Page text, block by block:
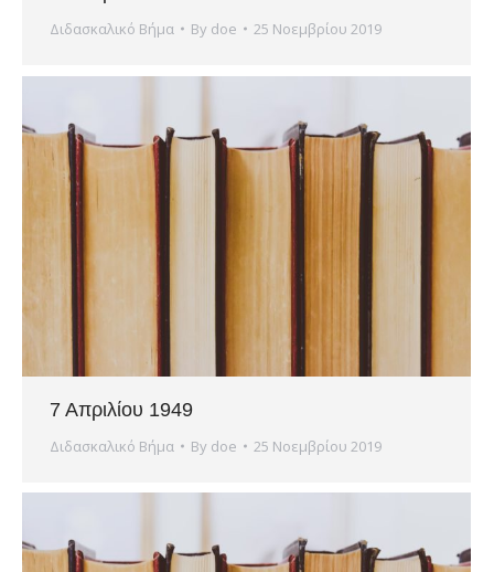
Διδασκαλικό Βήμα By doe 25 Νοεμβρίου 2019
7 Απριλίου 1949
Διδασκαλικό Βήμα By doe 25 Νοεμβρίου 2019